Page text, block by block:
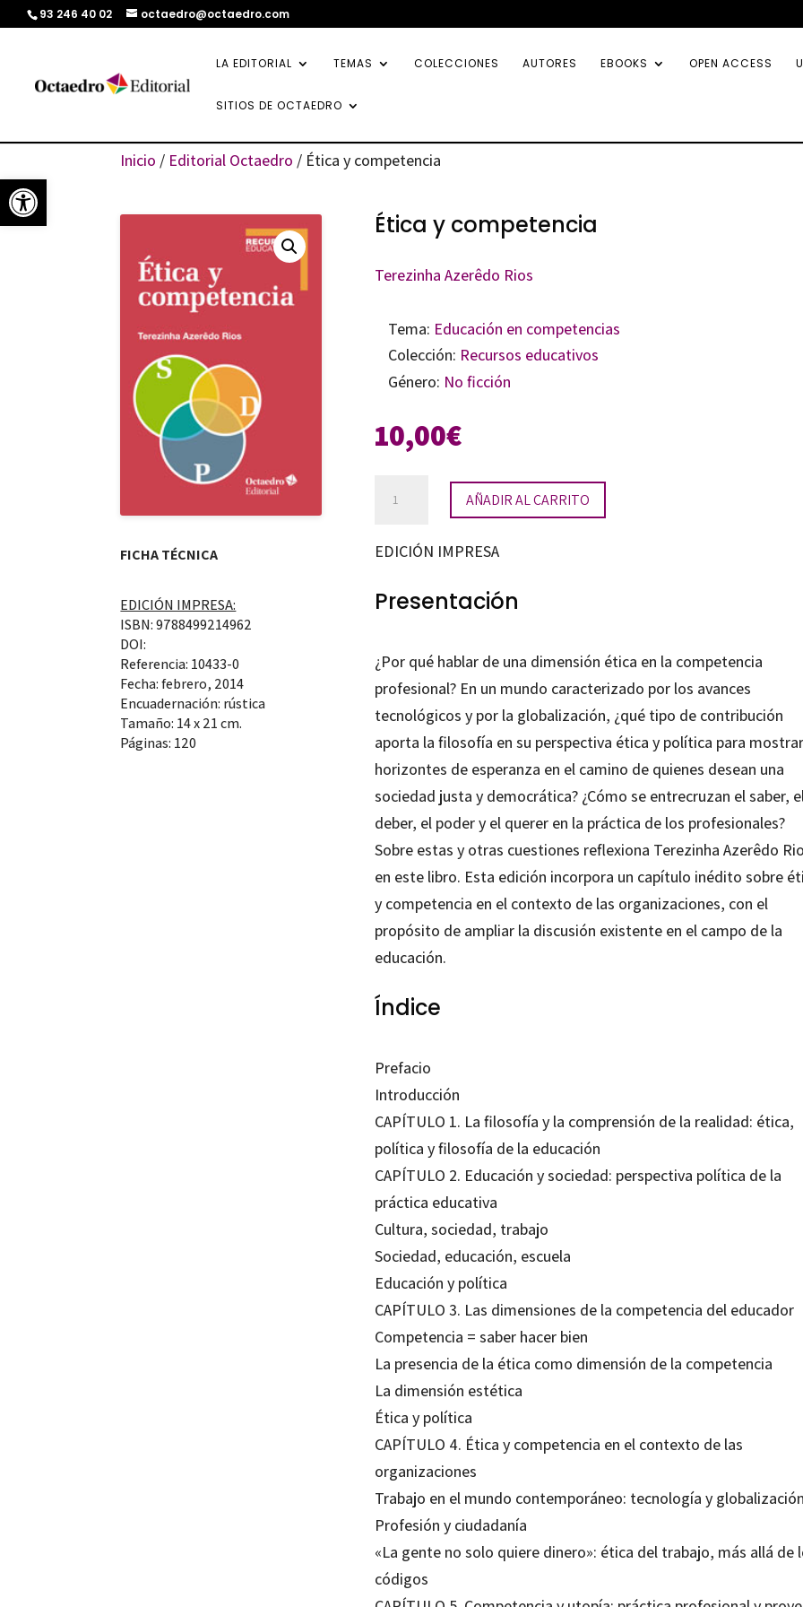
Abrir barra de herramientas
93 246 40 02 octaedro@octaedro.com
LA EDITORIAL TEMAS COLECCIONES AUTORES EBOOKS OPEN ACCESS
SITIOS DE OCTAEDRO
Inicio / Editorial Octaedro / Ética y competencia
FICHA TÉCNICA
EDICIÓN IMPRESA:
ISBN: 9788499214962
DOI:
Referencia: 10433-0
Fecha: febrero, 2014
Encuadernación: rústica
Tamaño: 14 x 21 cm.
Páginas: 120
Ética y competencia
Terezinha Azerêdo Rios
Tema: Educación en competencias
Colección: Recursos educativos
Género: No ficción
10,00€
competencia
AÑADIR AL CARRITO
EDICIÓN IMPRESA
Presentación
¿Por qué hablar de una dimensión ética en la competencia
profesional? En un mundo caracterizado por los avances
tecnológicos y por la globalización, ¿qué tipo de contribución
aporta la filosofía en su perspectiva ética y política para mostrar
horizontes de esperanza en el camino de quienes desean una
sociedad justa y democrática? ¿Cómo se entrecruzan el saber,
deber, el poder y el querer en la práctica de los profesionales?
Sobre estas y otras cuestiones reflexiona Terezinha Azerêdo
en este libro. Esta edición incorpora un capítulo inédito sobre
y competencia en el contexto de las organizaciones, con el
propósito de ampliar la discusión existente en el campo de la
educación.
Índice
Prefacio
Introducción
CAPÍTULO 1. La filosofía y la comprensión de la realidad: ética,
política y filosofía de la educación
CAPÍTULO 2. Educación y sociedad: perspectiva política de la
práctica educativa
Cultura, sociedad, trabajo
Sociedad, educación, escuela
Educación y política
CAPÍTULO 3. Las dimensiones de la competencia del educador
Competencia = saber hacer bien
La presencia de la ética como dimensión de la competencia
La dimensión estética
Ética y política
CAPÍTULO 4. Ética y competencia en el contexto de las
organizaciones
Trabajo en el mundo contemporáneo: tecnología y globalización
Profesión y ciudadanía
«La gente no solo quiere dinero»: ética del trabajo, más allá de
códigos